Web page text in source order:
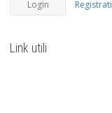
Registrati
Link utili